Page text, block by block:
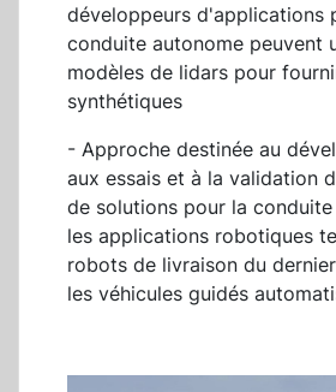
développeurs d'applications
conduite autonome peuvent
modèles de lidars pour
synthétiques
- Approche destinée au
aux essais et à la validation
de solutions pour la
les applications robotiques
robots de livraison du
les véhicules guidés